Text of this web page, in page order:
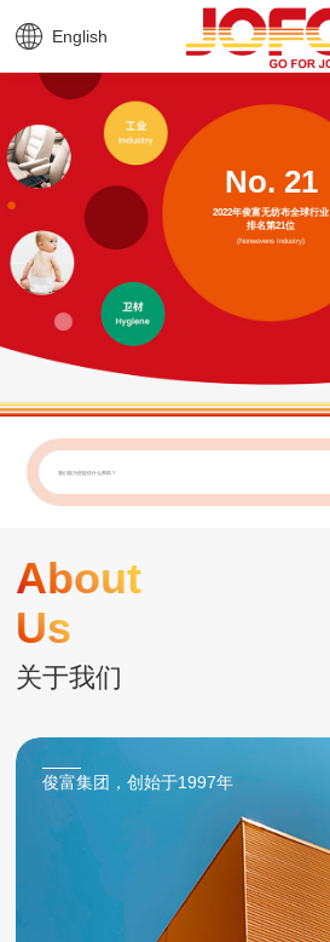
English
No. 21
2022年俊富无纺布全球行业
排名第21位
(Nonwovens Industry)
About
Us
关于我们
俊富集团，创始于1997年